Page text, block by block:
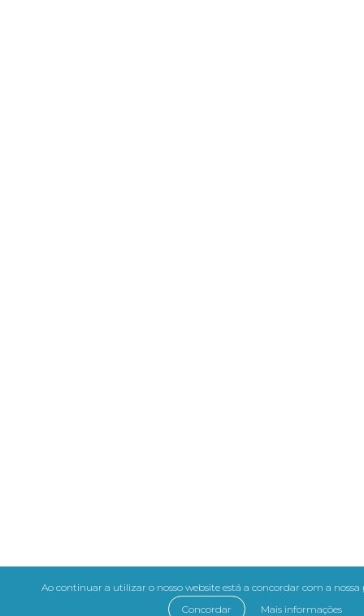
Ao continuar a utilizar o nosso website está a concordar com a
Concordar
Mais informações